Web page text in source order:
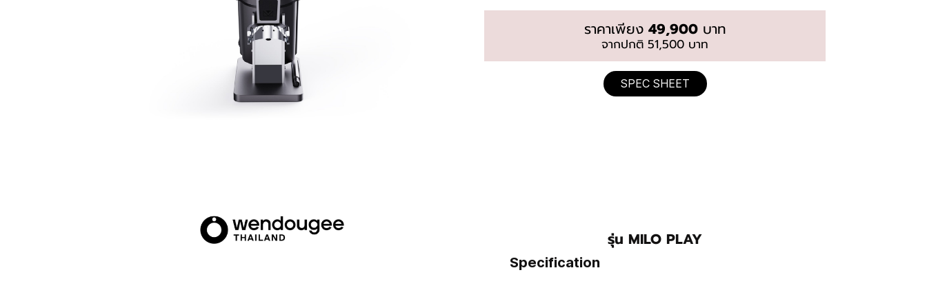
ราคาเพียง 49,900บาท
จากปกติ 51,500 บาท
SPEC SHEET
รุ่น MILO PLAY
Specification